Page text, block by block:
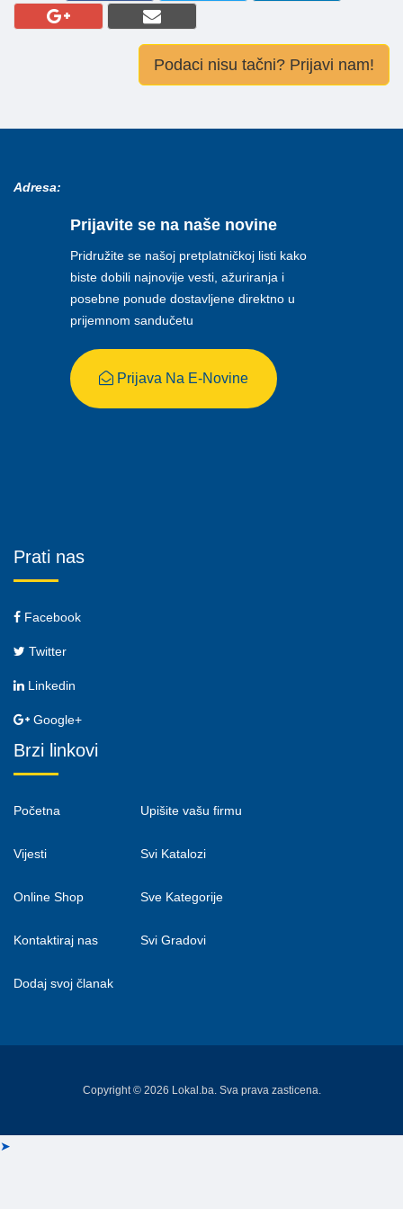
Podaci nisu tačni? Prijavi nam!
Adresa:
Prijavite se na naše novine
Pridružite se našoj pretplatničkoj listi kako
biste dobili najnovije vesti, ažuriranja i
posebne ponude dostavljene direktno u
prijemnom sandučetu
Prijava Na E-Novine
Prati nas
Facebook
Twitter
Linkedin
Google+
Brzi linkovi
Početna
Vijesti
Online Shop
Kontaktiraj nas
Dodaj svoj članak
Upišite vašu firmu
Svi Katalozi
Sve Kategorije
Svi Gradovi
Copyright © 2026 Lokal.ba. Sva prava zasticena.
➤